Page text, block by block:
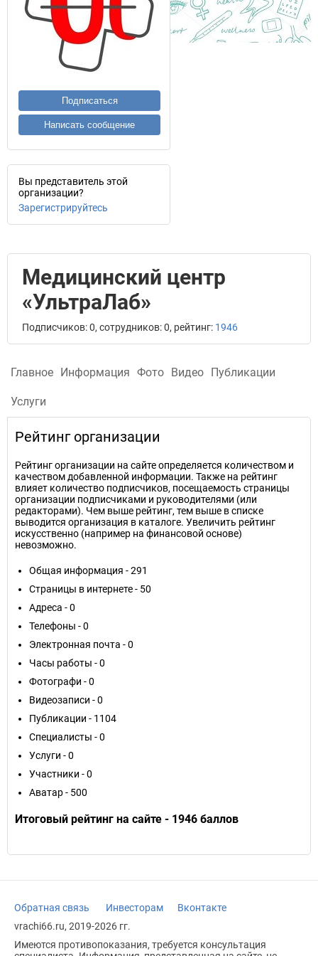
Подписаться
Написать сообщение
Вы представитель этой
организации?
Зарегистрируйтесь
Медицинский центр
«УльтраЛаб»
Подписчиков: 0, сотрудников: 0, рейтинг: 1946
Главное Информация Фото Видео Публикации
Услуги
Рейтинг организации
Рейтинг организации на сайте определяется количеством и
качеством добавленной информации. Также на рейтинг
влияет количество подписчиков, посещаемость страницы
организации подписчиками и руководителями (или
редакторами). Чем выше рейтинг, тем выше в списке
выводится организация в каталоге. Увеличить рейтинг
искусственно (например на финансовой основе)
невозможно.
Общая информация - 291
Страницы в интернете - 50
Адреса - 0
Телефоны - 0
Электронная почта - 0
Часы работы - 0
Фотографи - 0
Видеозаписи - 0
Публикации - 1104
Специалисты - 0
Услуги - 0
Участники - 0
Аватар - 500
Итоговый рейтинг на сайте - 1946 баллов
Обратная связь Инвесторам
Вконтакте
vrachi66.ru, 2019-2026 гг.
Имеются противопоказания, требуется консультация